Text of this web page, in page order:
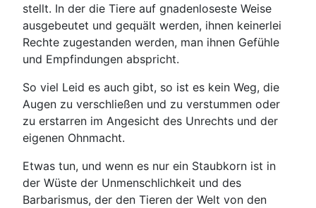
stellt. In der die Tiere auf gnadenloseste Weise
ausgebeutet und gequält werden, ihnen keinerlei
Rechte zugestanden werden, man ihnen Gefühle
und Empfindungen abspricht.
So viel Leid es auch gibt, so ist es kein Weg, die
Augen zu verschließen und zu verstummen oder
zu erstarren im Angesicht des Unrechts und der
eigenen Ohnmacht.
Etwas tun, und wenn es nur ein Staubkorn ist in
der Wüste der Unmenschlichkeit und des
Barbarismus, der den Tieren der Welt von den